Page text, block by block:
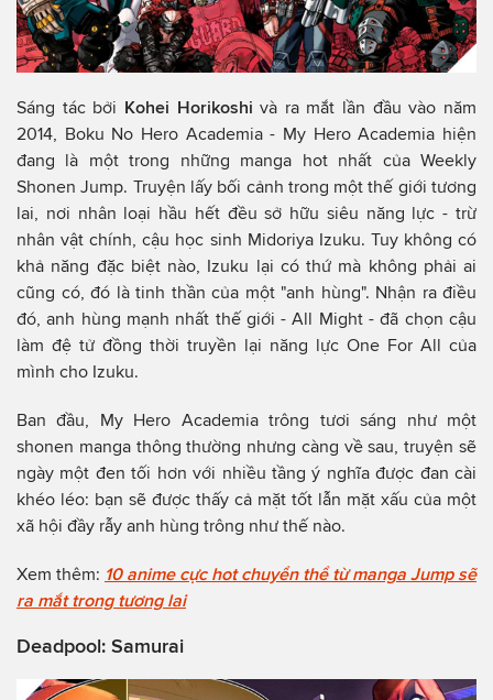
Sáng tác bởi Kohei Horikoshi và ra mắt lần đầu vào năm
2014, Boku No Hero Academia - My Hero Academia hiện
đang là một trong những manga hot nhất của Weekly
Shonen Jump. Truyện lấy bối cảnh trong một thế giới tương
lai, nơi nhân loại hầu hết đều sở hữu siêu năng lực - trừ
nhân vật chính, cậu học sinh Midoriya Izuku. Tuy không có
khả năng đặc biệt nào, Izuku lại có thứ mà không phải ai
cũng có, đó là tinh thần của một "anh hùng". Nhận ra điều
đó, anh hùng mạnh nhất thế giới - All Might - đã chọn cậu
làm đệ tử đồng thời truyền lại năng lực One For All của
mình cho Izuku.
Ban đầu, My Hero Academia trông tươi sáng như một
shonen manga thông thường nhưng càng về sau, truyện sẽ
ngày một đen tối hơn với nhiều tầng ý nghĩa được đan cài
khéo léo: bạn sẽ được thấy cả mặt tốt lẫn mặt xấu của một
xã hội đầy rẫy anh hùng trông như thế nào.
Xem thêm: 10 anime cực hot chuyển thể từ manga Jump sẽ
ra mắt trong tương lai
Deadpool: Samurai